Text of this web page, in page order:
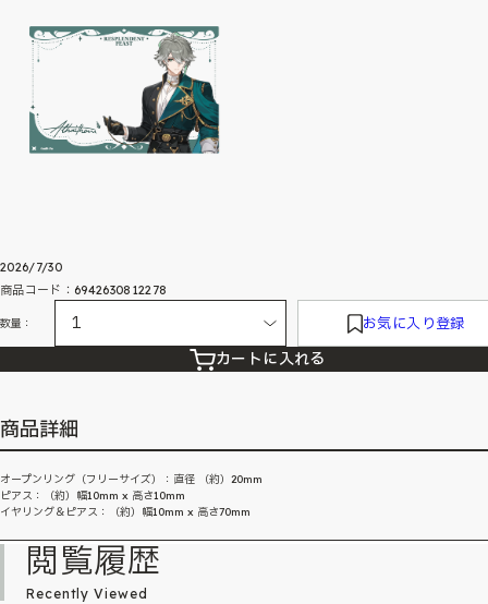
2026/7/30
商品コード：6942630812278
数量： お気に入り登録
カートに入れる
商品詳細
オープンリング（フリーサイズ）：直径 （約）20mm
ピアス：（約）幅10mm x 高さ10mm
イヤリング＆ピアス：（約）幅10mm x 高さ70mm
閲覧履歴
Recently Viewed